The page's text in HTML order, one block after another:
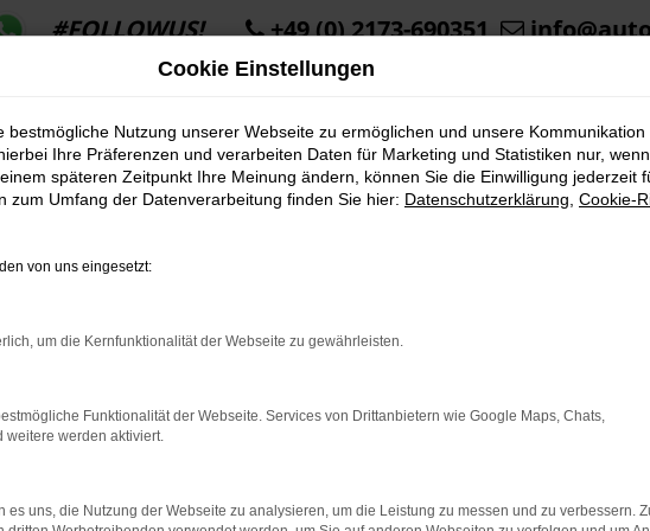
#FOLLOWUS! +49 (0) 2173-690351
bestimmter Seiten verhindern. Funktioniert die Seite in einem anderen
Cookie Einstellungen
bestmögliche Nutzung unserer Webseite zu ermöglichen und unsere Kommunikation
Ihre Präferenzen und verarbeiten Daten für Marketing und Statistiken nur,
späteren Zeitpunkt Ihre Meinung ändern, können Sie die Einwilligung jederzeit
zum Umfang der Datenverarbeitung finden Sie hier: Datenschutzerklärung Cookie-
von uns eingesetzt:
um die Kernfunktionalität der Webseite zu gewährleisten.
Funktionalität der Webseite. Services von Drittanbietern wie Google Maps, Chats,
weitere werden aktiviert.
es uns, die Nutzung der Webseite zu analysieren, um die Leistung zu messen und zu verbessern.